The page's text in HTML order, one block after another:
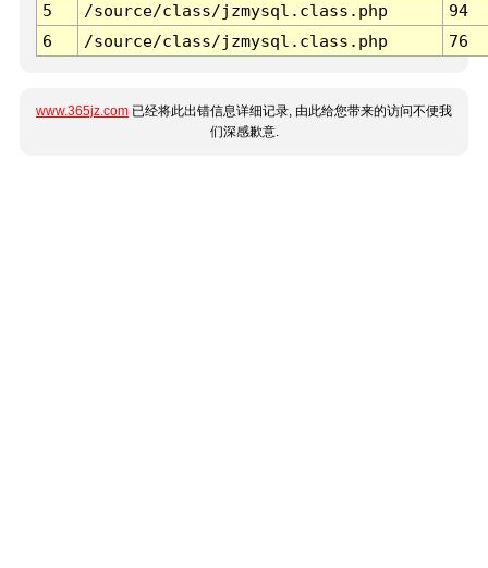
5
/source/class/jzmysql.class.php
94
6
/source/class/jzmysql.class.php 76
www.365jz.com 已经将此出错信息详细记录, 由此给您带来的访问不便我
们深感歉意.